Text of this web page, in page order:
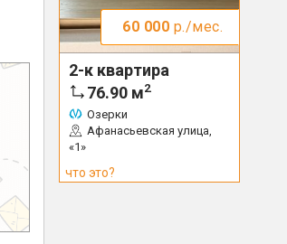
60 000 р./мес.
2-к квартира
76.90 м2
Озерки
Афанасьевская улица,
«1»
что это?